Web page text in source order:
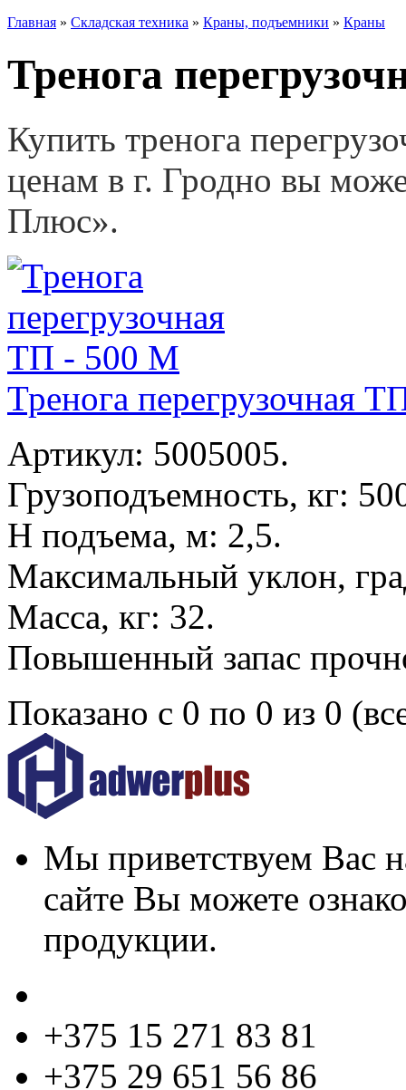
Главная » Складская техника » Краны, подъемники » Краны
Тренога
Купить тренога
ценам в г. Гродно вы
Плюс».
Тренога перегрузочная
Артикул: 5005005.
Грузоподъемность, кг:
Н подъема, м: 2,5.
Максимальный уклон,
Масса, кг: 32.
Повышенный запас
Показано с 0 по 0 из 0
Мы приветствуем Вас
сайте Вы можете
продукции.
+375 15 271 83 81
+375 29 651 56 86